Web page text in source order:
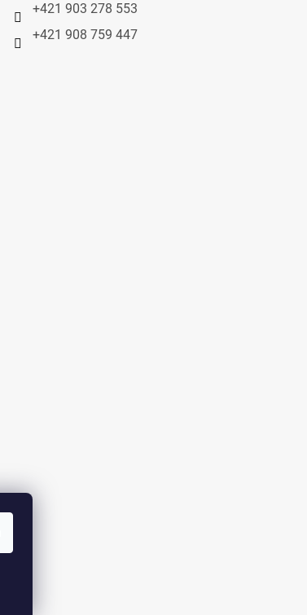
+421 903 278 553
+421 908 759 447